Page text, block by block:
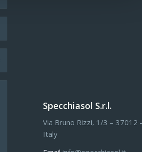
Specchiasol S.r.l.
Via Bruno Rizzi, 1/3 – 37012
Italy